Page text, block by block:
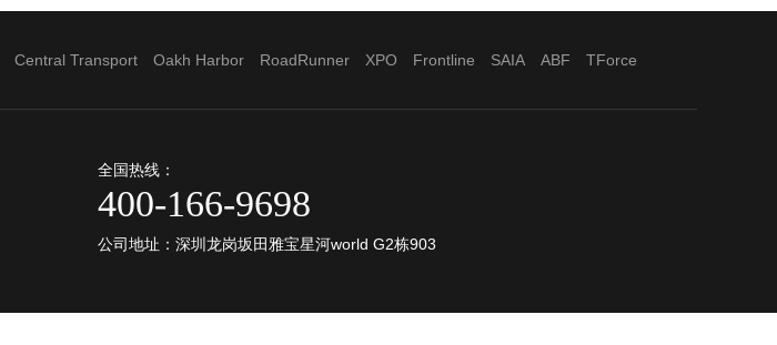
Central Transport Oakh Harbor RoadRunner XPO Frontline SAIA ABF TForce
全国热线：
400-166-9698
公司地址：深圳龙岗坂田雅宝星河world G2栋903